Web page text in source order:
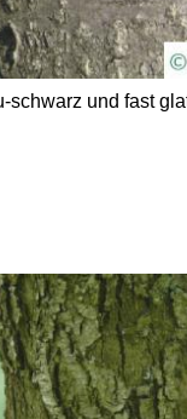
schwarz und fast